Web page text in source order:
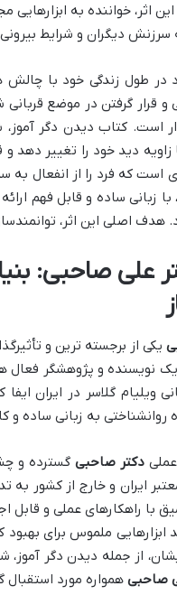
اثر، خواننده به
سرزنش دیگران و شرایط
در طول زندگی خود با
قرار گرفتن در موضع قربانی
است. کتاب دیدن دگر
دید خود را تغییر دهد
است که فرد را از انفعال
، با زبانی ساده و قابل فهم
هدف اصلی این اثر،
علی صاحبی:
یکی از برجسته ترین و
یک نویسنده و پژوهشگر
ویلیام گلاسر در ایران ایفا
روانشناختی به زبانی ساده و
دکتر صاحبیگسترده و
ایران و خارج از کشور
با راهکارهای عملی و قابل
ابزارهایی ملموس برای
از جمله دیدن دگر
صاحبی همواره مورد استقبال